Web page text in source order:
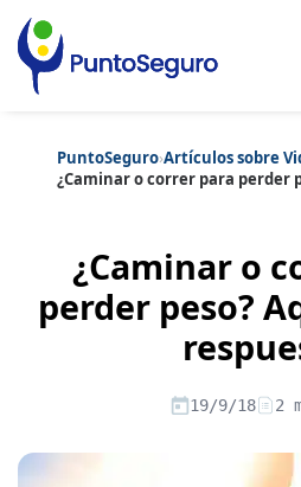
Artículos sobre Vida SanaArtículos
Artículos sobre Otros Seguros
Artículos sobre Seguros de Auto
Artículos sobre Seguros de Hogar
Artículos sobre Seguros de Salud
Artículos sobre Educación
Artículos sobre Seguros de Decesos
PuntoSeguro›Artículos sobre
¿Caminar o correr para perder
¿Caminar o
perder peso?
19/9/18 2